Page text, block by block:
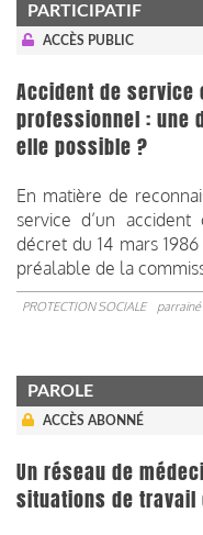
PARTICIPATIF
ACCÈS PUBLIC
Accident de service
professionnel : une
elle possible ?
En matière de
service d’un
décret du 14 mars
préalable de la
PROTECTION SOCIALE
PAROLE
ACCÈS ABONNÉ
Un réseau de
situations de travail